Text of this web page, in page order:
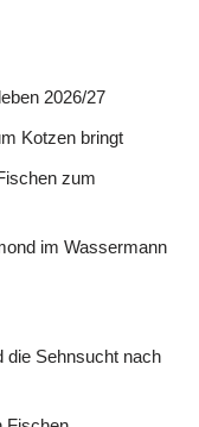
2026/27
Kotzen bringt
zum
im Wassermann
die Sehnsucht nach